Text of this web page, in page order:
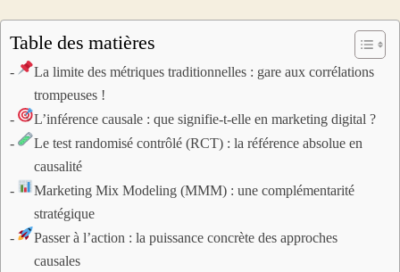
Table des matières
La limite des métriques traditionnelles : gare aux corrélations
trompeuses !
L’inférence causale : que signifie-t-elle en marketing digital ?
Le test randomisé contrôlé (RCT) : la référence absolue en
causalité
Marketing Mix Modeling (MMM) : une complémentarité
stratégique
Passer à l’action : la puissance concrète des approches
causales